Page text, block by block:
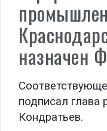
назначен
подписал глава
Кондратьев.